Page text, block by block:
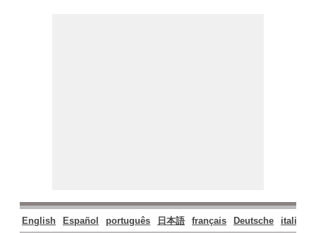
English Español português 日本語 français Deutsche italiano